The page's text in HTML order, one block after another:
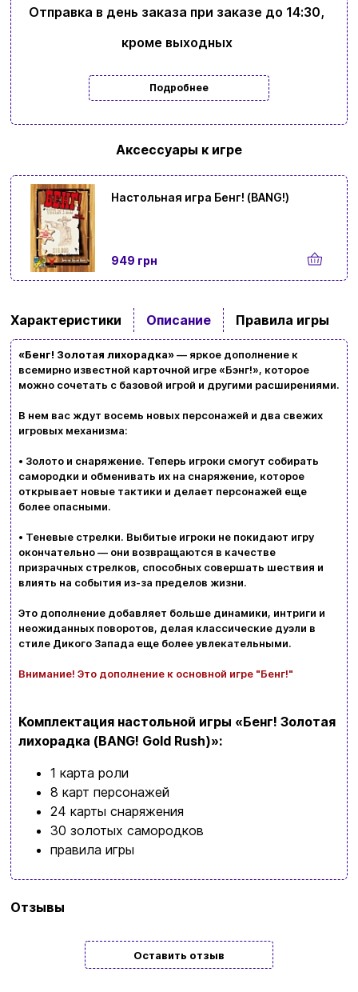
Отправка в день заказа при заказе до 14:30,
кроме выходных
Подробнее
Аксессуары к игре
949 грн
Настольная игра Бенг! (BANG!)
Характеристики Описание Правила игры
«Бенг! Золотая лихорадка»— яркое дополнение к
всемирно известной карточной игре «Бэнг!», которое
можно сочетать с базовой игрой и другими расширениями.
В нем вас ждут восемь новых персонажей и два свежих
игровых механизма:
• Золото и снаряжение. Теперь игроки смогут собирать
самородки и обменивать их на снаряжение, которое
открывает новые тактики и делает персонажей еще
более опасными.
• Теневые стрелки. Выбитые игроки не покидают игру
окончательно — они возвращаются в качестве
призрачных стрелков, способных совершать шествия и
влиять на события из-за пределов жизни.
Это дополнение добавляет больше динамики, интриги и
неожиданных поворотов, делая классические дуэли в
стиле Дикого Запада еще более увлекательными.
Внимание! Это дополнение к основной игре "Бенг!"
Комплектация настольной игры «Бенг! Золотая
лихорадка (BANG! Gold Rush)»:
1 карта роли
8 карт персонажей
24 карты снаряжения
30 золотых самородков
правила игры
Отзывы
Оставить отзыв
Регистрация
Бренды
Доставка и оплата
Новости и статьи
Политика конфиденциальности
+380996393746
+380634324164
Заказать звонок
kubix.boardgames@gmail.com
UAㅤ RU
Ваша корзина сейчас пуста
Просмотрите ассортимент нашего магазина и
вы обязательно найдете что-нибудь
интересное